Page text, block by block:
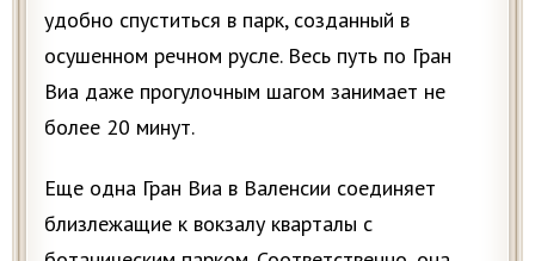
удобно спуститься в парк, созданный в
осушенном речном русле. Весь путь по Гран
Виа даже прогулочным шагом занимает не
более 20 минут.
Еще одна Гран Виа в Валенсии соединяет
близлежащие к вокзалу кварталы с